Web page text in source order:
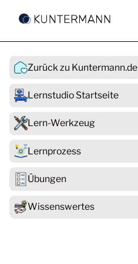
Zurück zu Kuntermann.de
Lernstudio Startseite
Lern-Werkzeug
Lernprozess
Übungen
Wissenswertes